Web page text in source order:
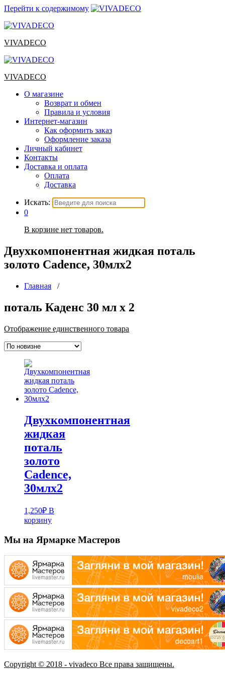
Перейти к содержимому
VIVADECO
VIVADECO
О магазине
Возврат и обмен
Правила и условия
Интернет-магазин
Как оформить заказ
Оформление заказа
Личный кабинет
Контакты
Доставка и оплата
Оплата
Доставка
Искать:
0
В корзине нет товаров.
Двухкомпонентная жидкая поталь
золото Cadence, 30млх2
Главная /
поталь Каденс 30 мл х 2
Отображение единственного товара
Двухкомпонентная
жидкая
поталь
золото
Cadence,
30млх2
1,250₽ В
корзину
Мы на Ярмарке Мастеров
Copyright © 2018 - vivadeco Все права защищены.